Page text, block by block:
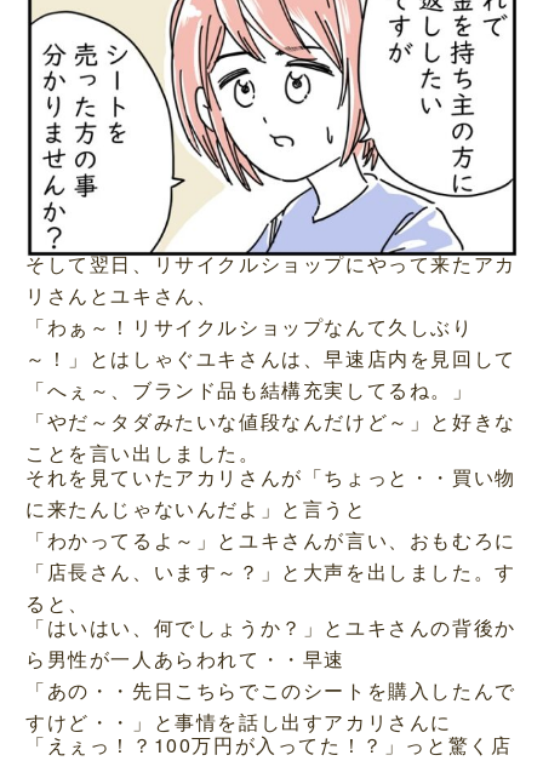
そして翌日、リサイクルショップにやって来たアカ
リさんとユキさん、
「わぁ～！リサイクルショップなんて久しぶり
～！」とはしゃぐユキさんは、早速店内を見回して
「へぇ～、ブランド品も結構充実してるね。」
「やだ～タダみたいな値段なんだけど～」と好きな
ことを言い出しました。
それを見ていたアカリさんが「ちょっと・・買い物
に来たんじゃないんだよ」と言うと
「わかってるよ～」とユキさんが言い、おもむろに
「店長さん、います～？」と大声を出しました。す
ると、
「はいはい、何でしょうか？」とユキさんの背後か
ら男性が一人あらわれて・・早速
「あの・・先日こちらでこのシートを購入したんで
すけど・・」と事情を話し出すアカリさんに
「えぇっ！？100万円が入ってた！？」っと驚く店